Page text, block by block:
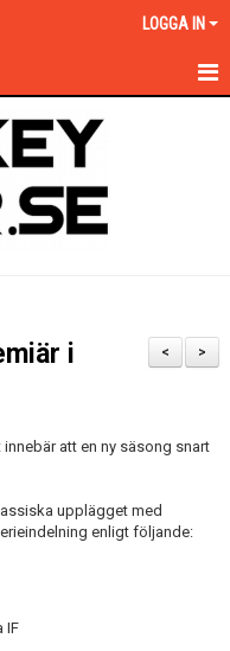
LOGGA IN
>
<
i
att en ny säsong snart
upplägget med
enligt följande:
IF